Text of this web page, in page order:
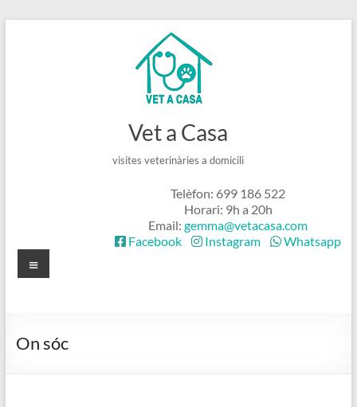
Vet a Casa
visites veterinàries a domicili
Telèfon: 699 186 522
Horari: 9h a 20h
Email:gemma@vetacasa.com
Facebook
Instagram Whatsapp
Menú
On sóc